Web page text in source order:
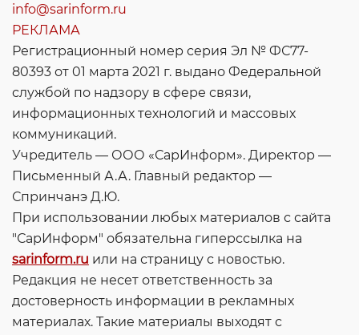
info@sarinform.ru
РЕКЛАМА
Регистрационный номер серия Эл № ФС77-
80393 от 01 марта 2021 г. выдано Федеральной
службой по надзору в сфере связи,
информационных технологий и массовых
коммуникаций.
Учредитель — ООО «СарИнформ». Директор —
Письменный А.А. Главный редактор —
Спринчанэ Д.Ю.
При использовании любых материалов с сайта
"СарИнформ" обязательна гиперссылка на
sarinform.ru или на страницу с новостью.
Редакция не несет ответственность за
достоверность информации в рекламных
материалах. Такие материалы выходят с